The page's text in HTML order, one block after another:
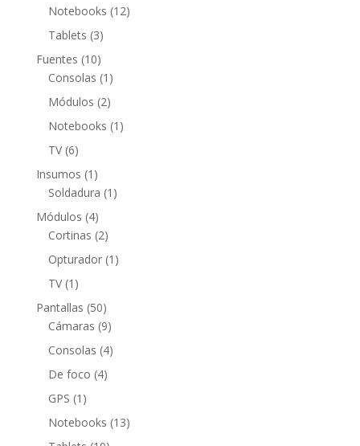
Notebooks 1212
Tablets 33
productos
Fuentes 1010
productos
Consolas 1 1
producto
Módulos 22
productos
Notebooks 1 1
TV 66
productos
Insumos 1 1
producto
Soldadura 1 1
Módulos 44
productos
Cortinas 22
productos
Opturador 1 1
TV 1 1
producto
Pantallas 5050
productos
Cámaras 99
productos
Consolas 44
De foco 44
GPS 1 1
producto
Notebooks 1313